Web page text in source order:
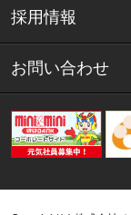
採用情報
お問い合わせ